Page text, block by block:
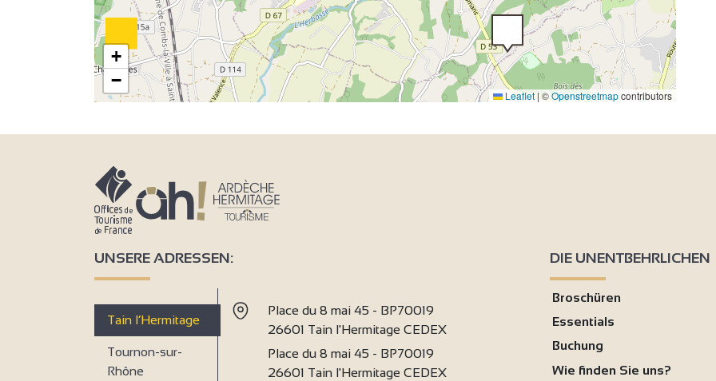
+
−
Leaflet |©Openstreetmapcontributors
UNSERE ADRESSEN:
Tain l’Hermitage
Tournon-sur-
Rhône
Place du 8 mai 45 - BP70019
26601 Tain l'Hermitage CEDEX
Place du 8 mai 45 - BP70019
26601 Tain l'Hermitage CEDEX
DIE UNENTBEHRLICHEN
Broschüren
Essentials
Buchung
Wie finden Sie uns?